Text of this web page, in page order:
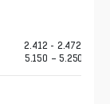
2.412 - 2.472 (GHz),
5.150 – 5.250 (GHz)